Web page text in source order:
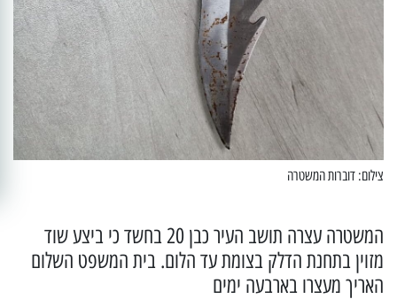
צילום: דוברות המשטרה
המשטרה עצרה תושב העיר כבן 20 בחשד כי ביצע שוד
מזוין בתחנת הדלק בצומת עד הלום. בית המשפט השלום
האריך מעצרו בארבעה ימים